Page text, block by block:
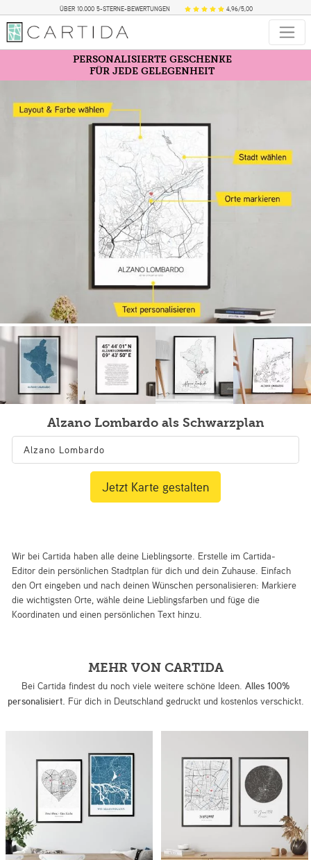
ÜBER 10.000 5-STERNE-BEWERTUNGEN 4,96/5,00
PERSONALISIERTE GESCHENKE
FÜR JEDE GELEGENHEIT
Alzano Lombardo als Schwarzplan
Wir bei Cartida haben alle deine Lieblingsorte. Erstelle im Cartida-
Editor dein persönlichen Stadtplan für dich und dein Zuhause. Einfach
den Ort eingeben und nach deinen Wünschen personalisieren: Markiere
die wichtigsten Orte, wähle deine Lieblingsfarben und füge die
Koordinaten und einen persönlichen Text hinzu.
Jetzt Karte gestalten
MEHR VON CARTIDA
Bei Cartida findest du noch viele weitere schöne Ideen. Alles 100%
personalisiert. Für dich in Deutschland gedruckt und kostenlos verschickt.